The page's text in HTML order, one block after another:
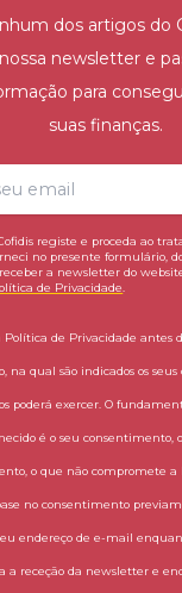
dos artigos do
newsletter e
para
suas finanças.
registe e proceda ao
no presente formulário,
a newsletter do
de Privacidade
Política de Privacidade antes
na qual são indicados os
poderá exercer. O
é o seu consentimento,
o que não compromete
no consentimento
endereço de e-mail
a receção da newsletter e